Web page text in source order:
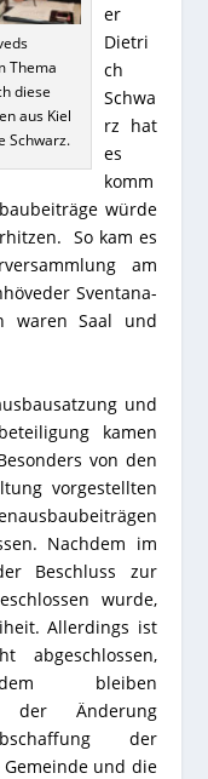
Thema
diese
aus Kiel
Schwarz.
er
Dietri
ch
Schwa
rz hat
es
komm
würde
So kam es
am
Sventana-
waren Saal und
und
kamen
von den
vorgestellten
Nachdem im
Beschluss zur
wurde,
Allerdings ist
abgeschlossen,
bleiben
der Änderung
der
und die